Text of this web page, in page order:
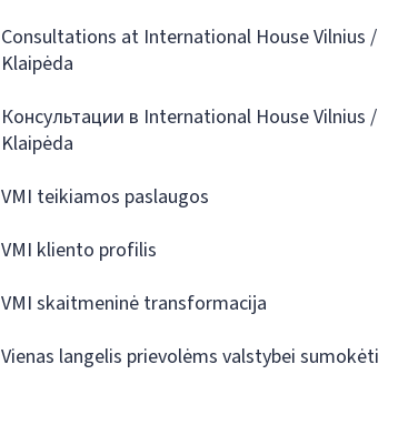
Consultations at International House Vilnius /
Klaipėda
Консультации в International House Vilnius /
Klaipėda
VMI teikiamos paslaugos
VMI kliento profilis
VMI skaitmeninė transformacija
Vienas langelis prievolėms valstybei sumokėti